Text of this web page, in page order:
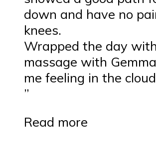
down and have no
knees.
Wrapped the day
massage with
me feeling in the
”
Read more